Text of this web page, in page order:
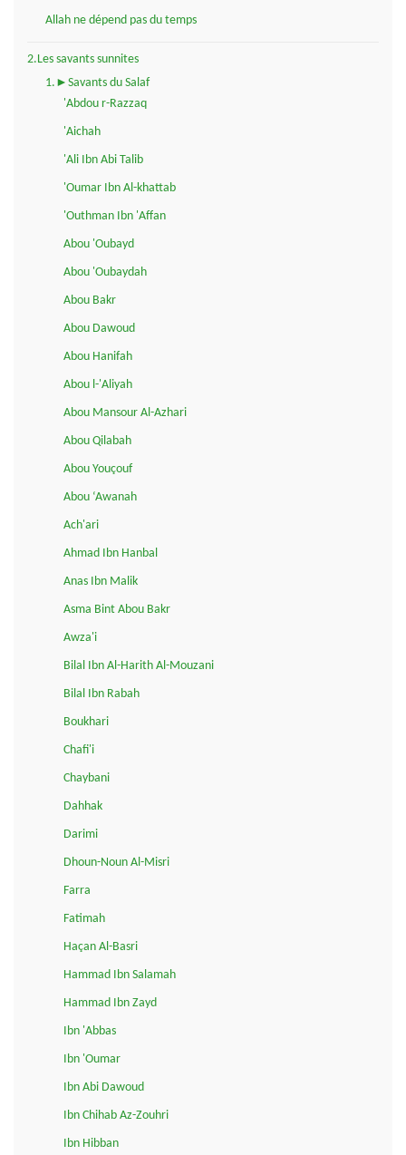
Allah ne dépend pas du temps
2.Les savants sunnites
1.►Savants du Salaf
'Abdou r-Razzaq
'Aichah
'Ali Ibn Abi Talib
'Oumar Ibn Al-khattab
'Outhman Ibn 'Affan
Abou 'Oubayd
Abou 'Oubaydah
Abou Bakr
Abou Dawoud
Abou Hanifah
Abou l-'Aliyah
Abou Mansour Al-Azhari
Abou Qilabah
Abou Youçouf
Abou ‘Awanah
Ach'ari
Ahmad Ibn Hanbal
Anas Ibn Malik
Asma Bint Abou Bakr
Awza'i
Bilal Ibn Al-Harith Al-Mouzani
Bilal Ibn Rabah
Boukhari
Chafi'i
Chaybani
Dahhak
Darimi
Dhoun-Noun Al-Misri
Farra
Fatimah
Haçan Al-Basri
Hammad Ibn Salamah
Hammad Ibn Zayd
Ibn 'Abbas
Ibn 'Oumar
Ibn Abi Dawoud
Ibn Chihab Az-Zouhri
Ibn Hibban